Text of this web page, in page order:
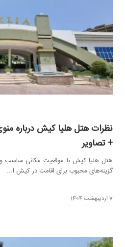
نظرات هتل هلیا کیش درباره
+ تصاویر
هتل هلیا کیش با موقعیت مکانی مناسب
گزینه‌های محبوب برای اقامت در کیش ا...
7 اردیبهشت 1404